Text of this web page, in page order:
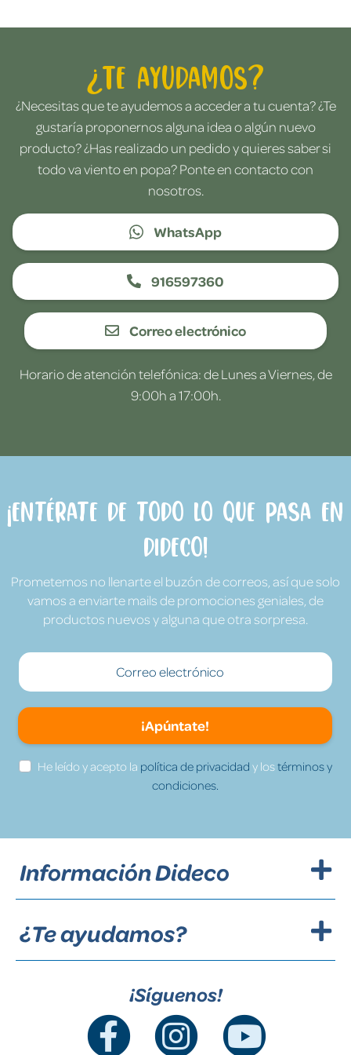
¿Te ayudamos?
¿Necesitas que te ayudemos a acceder a tu cuenta? ¿Te
gustaría proponernos alguna idea o algún nuevo
producto? ¿Has realizado un pedido y quieres saber si
todo va viento en popa? Ponte en contacto con
nosotros.
WhatsApp
916597360
Correo electrónico
Horario de atención telefónica: de Lunes a Viernes, de
9:00h a 17:00h.
¡Entérate de todo lo que pasa en
Dideco!
Prometemos no llenarte el buzón de correos, así que solo
vamos a enviarte mails de promociones geniales, de
productos nuevos y alguna que otra sorpresa.
¡Apúntate!
He leído y acepto la política de privacidad y lostérminos y
condiciones.
Información Dideco
¿Te ayudamos?
¡Síguenos!